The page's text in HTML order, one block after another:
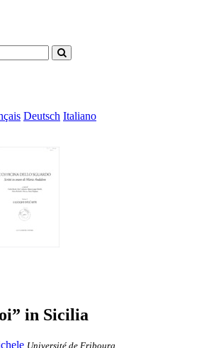
Deutsch Italiano
in Sicilia
Université de Fribourg